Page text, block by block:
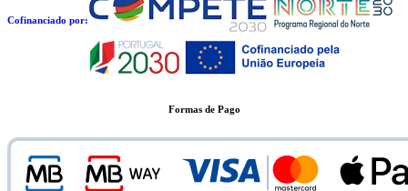
Cofinanciado por:
Formas de Pago